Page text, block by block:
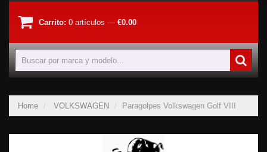
Carrito: 0 artículos — €0.00
Home VOLKSWAGEN Paragolpes Volkswagen Golf VIII